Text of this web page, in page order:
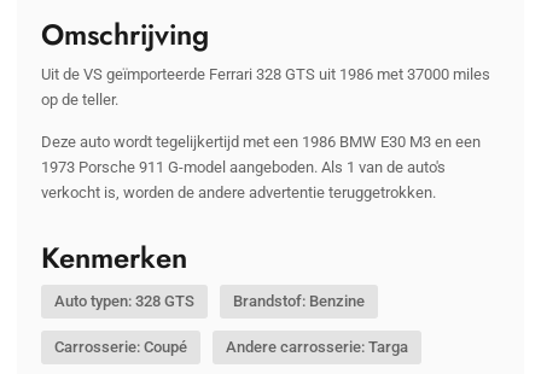
Omschrijving
Uit de VS geïmporteerde Ferrari 328 GTS uit 1986 met 37000 miles
op de teller.
Deze auto wordt tegelijkertijd met een 1986 BMW E30 M3 en een
1973 Porsche 911 G-model aangeboden. Als 1 van de auto's
verkocht is, worden de andere advertentie teruggetrokken.
Kenmerken
Auto typen: 328 GTS Brandstof: Benzine
Carrosserie: Coupé Andere carrosserie: Targa